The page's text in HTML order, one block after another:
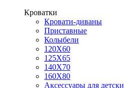
Кроватки
Кровати-диваны
Приставные
Колыбели
120Х60
125X65
140Х70
160Х80
Аксессуары для